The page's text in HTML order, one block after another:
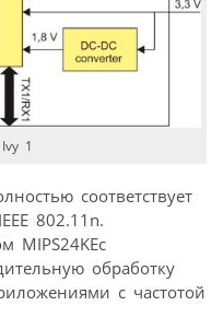
1
соответствует
802.11n.
MIPS24KEc
обработку
с частотой